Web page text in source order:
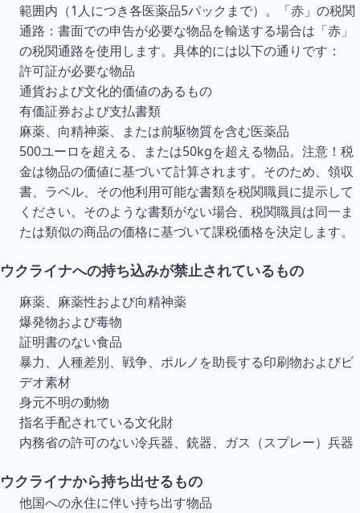
範囲内（1人につき各医薬品5パックまで）。「赤」の税関
通路：書面での申告が必要な物品を輸送する場合は「赤」
の税関通路を使用します。具体的には以下の通りです：
許可証が必要な物品
通貨および文化的価値のあるもの
有価証券および支払書類
麻薬、向精神薬、または前駆物質を含む医薬品
500ユーロを超える、または50kgを超える物品。注意！税
金は物品の価値に基づいて計算されます。そのため、領収
書、ラベル、その他利用可能な書類を税関職員に提示して
ください。そのような書類がない場合、税関職員は同一ま
たは類似の商品の価格に基づいて課税価格を決定します。
ウクライナへの持ち込みが禁止されているもの
麻薬、麻薬性および向精神薬
爆発物および毒物
証明書のない食品
暴力、人種差別、戦争、ポルノを助長する印刷物およびビ
デオ素材
身元不明の動物
指名手配されている文化財
内務省の許可のない冷兵器、銃器、ガス（スプレー）兵器
ウクライナから持ち出せるもの
他国への永住に伴い持ち出す物品